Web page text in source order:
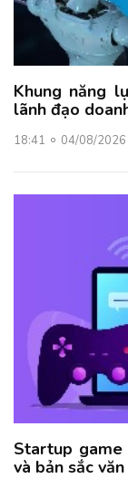
Khung năng
lãnh đạo
18:41 04/08/2026
Startup game
và bản sắc